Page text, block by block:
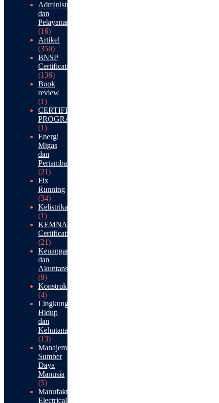
Administrasi
dan
Pelayanan
(16)
Artikel
(350)
BNSP
Certification
(136)
Book
review
(1)
CERTIFICATION
PROGRAM
(1)
Energi
Migas
dan
Pertambangan
(21)
Fix
Running
(34)
Kelistrikan
(1)
KEMNAKER
Certification
(21)
Keuangan
dan
Akuntansi
(9)
Konstruksi
(4)
Lingkungan
Hidup
dan
Kehutanan
(13)
Manajemen
Sumber
Daya
Manusia
(5)
Manufaktur:
Electrical